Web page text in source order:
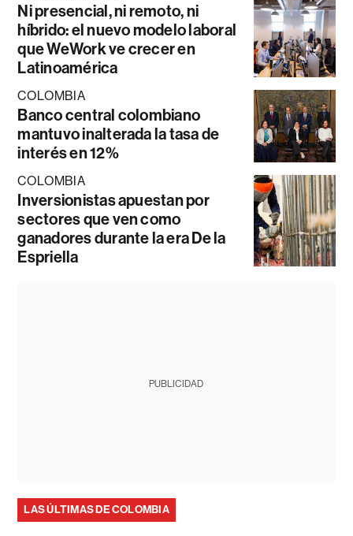
Ni presencial, ni remoto, ni
híbrido: el nuevo modelo laboral
que WeWork ve crecer en
Latinoamérica
COLOMBIA
Banco central colombiano
mantuvo inalterada la tasa de
interés en 12%
COLOMBIA
Inversionistas apuestan por
sectores que ven como
ganadores durante la era De la
Espriella
PUBLICIDAD
LAS ÚLTIMAS DE COLOMBIA